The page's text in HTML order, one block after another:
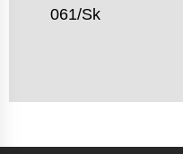
post:061/Sk